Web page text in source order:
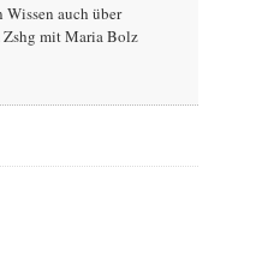
auch über
Zshg mit Maria Bolz